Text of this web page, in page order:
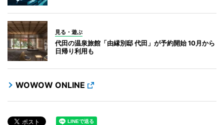
見る・遊ぶ
代田の温泉旅館「由縁別邸 代田」が予約開始 10月から
日帰り利用も
WOWOW ONLINE